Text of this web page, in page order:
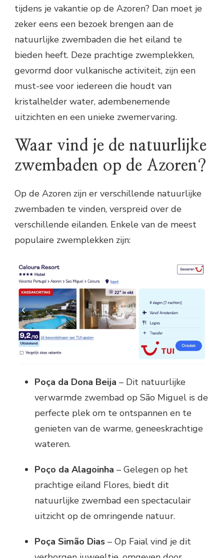
tijdens je vakantie op de Azoren? Dan moet je
zeker eens een bezoek brengen aan de
natuurlijke zwembaden die het eiland te
bieden heeft. Deze prachtige zwemplekken,
gevormd door vulkanische activiteit, zijn een
must-see voor iedereen die houdt van
kristalhelder water, adembenemende
uitzichten en een unieke zwemervaring.
Waar vind je de natuurlijke
zwembaden op de Azoren?
Op de Azoren zijn er verschillende natuurlijke
zwembaden te vinden, verspreid over de
verschillende eilanden. Enkele van de meest
populaire zwemplekken zijn:
Poça da Dona Beija – Dit natuurlijke
verwarmde zwembad op São Miguel is de
perfecte plek om te ontspannen en te
genieten van de warme, geneeskrachtige
wateren.
Poço da Alagoinha – Gelegen op het
prachtige eiland Flores, biedt dit
natuurlijke zwembad een spectaculair
uitzicht op de omringende natuur.
Poça Simão Dias – Op Faial vind je dit